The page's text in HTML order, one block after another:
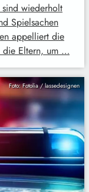
wiederholt
Spielsachen
appelliert die
die Eltern, um …
Foto: Fotolia / lassedesignen